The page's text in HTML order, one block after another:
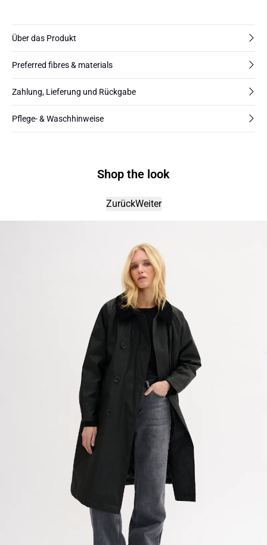
Über das Produkt
Preferred fibres & materials
Zahlung, Lieferung und Rückgabe
Pflege- & Waschhinweise
Shop the look
ZurückWeiter